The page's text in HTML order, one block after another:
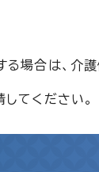
場合は、介
てください。